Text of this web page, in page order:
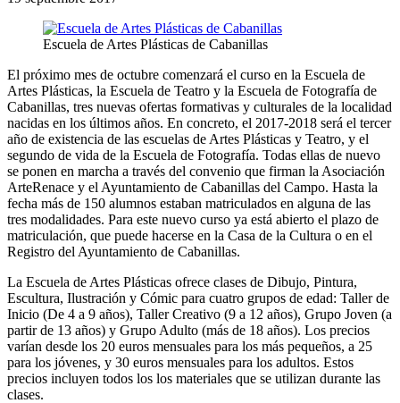
Escuela de Artes Plásticas de Cabanillas
El próximo mes de octubre comenzará el curso en la Escuela de
Artes Plásticas, la Escuela de Teatro y la Escuela de Fotografía de
Cabanillas, tres nuevas ofertas formativas y culturales de la localidad
nacidas en los últimos años. En concreto, el 2017-2018 será el tercer
año de existencia de las escuelas de Artes Plásticas y Teatro, y el
segundo de vida de la Escuela de Fotografía. Todas ellas de nuevo
se ponen en marcha a través del convenio que firman la Asociación
ArteRenace y el Ayuntamiento de Cabanillas del Campo. Hasta la
fecha más de 150 alumnos estaban matriculados en alguna de las
tres modalidades. Para este nuevo curso ya está abierto el plazo de
matriculación, que puede hacerse en la Casa de la Cultura o en el
Registro del Ayuntamiento de Cabanillas.
La Escuela de Artes Plásticas ofrece clases de Dibujo, Pintura,
Escultura, Ilustración y Cómic para cuatro grupos de edad: Taller de
Inicio (De 4 a 9 años), Taller Creativo (9 a 12 años), Grupo Joven (a
partir de 13 años) y Grupo Adulto (más de 18 años). Los precios
varían desde los 20 euros mensuales para los más pequeños, a 25
para los jóvenes, y 30 euros mensuales para los adultos. Estos
precios incluyen todos los los materiales que se utilizan durante las
clases.